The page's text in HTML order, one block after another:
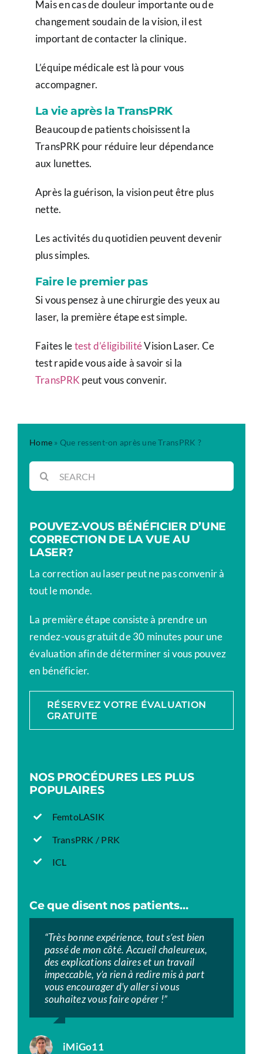
Mais en cas de douleur importante ou de
changement soudain de la vision, il est
important de contacter la clinique.
L’équipe médicale est là pour vous
accompagner.
La vie après la TransPRK
Beaucoup de patients choisissent la
TransPRK pour réduire leur dépendance
aux lunettes.
Après la guérison, la vision peut être plus
nette.
Les activités du quotidien peuvent devenir
plus simples.
Faire le premier pas
Si vous pensez à une chirurgie des yeux au
laser, la première étape est simple.
Faites letest d’éligibilitéVision Laser. Ce
test rapide vous aide à savoir si la
TransPRK peut vous convenir.
Home » Que ressent-on après une TransPRK ?
Rechercher:
POUVEZ-VOUS BÉNÉFICIER D’UNE
CORRECTION DE LA VUE AU
LASER?
La correction au laser peut ne pas convenir à
tout le monde.
La première étape consiste à prendre un
rendez-vous gratuit de 30 minutes pour une
évaluation afin de déterminer si vous pouvez
en bénéficier.
RÉSERVEZ VOTRE ÉVALUATION
GRATUITE
NOS PROCÉDURES LES PLUS
POPULAIRES
FemtoLASIK
TransPRK / PRK
ICL
Ce que disent nos patients…
“Très bonne expérience, tout s’est bien
passé de mon côté. Accueil chaleureux,
des explications claires et un travail
impeccable, y’a rien à redire mis à part
vous encourager d’y aller si vous
souhaitez vous faire opérer !”
iMiGo11
“”Très bon centre.
À chacune de mes visites, le personnel
était très rassurant, accueillant,
professionnel et à l’écoute. Je suis ravi
des résultats 3 mois après l’opération et
ne peut que les recommander.””
KIRAN SINGH
“”Excellente prise en charge tout au long
des RDV, de la 1ère consultation jusqu’à
l’opération et aux contrôles post-
opératoires. Personnel très accueillants
et donnant des explications claires. Un
grand merci”.”
Raphael Strgar